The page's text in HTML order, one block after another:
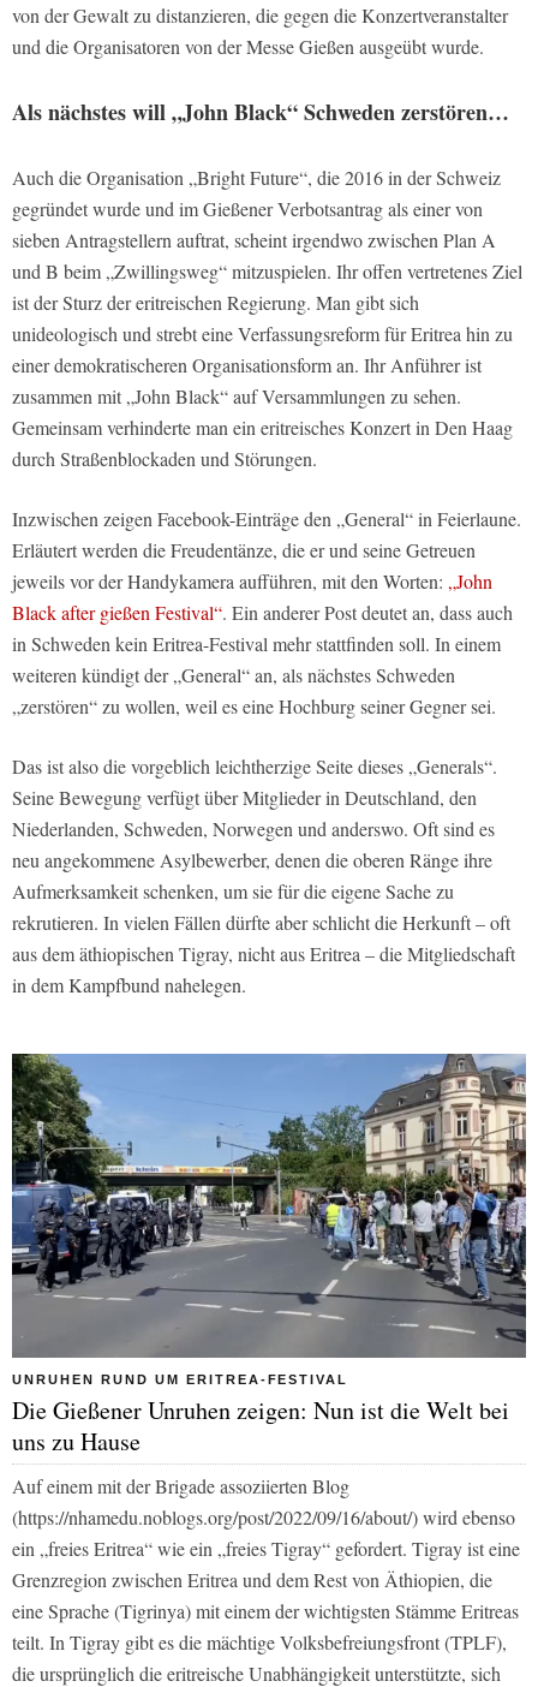
von der Gewalt zu distanzieren, die gegen die Konzertveranstalter
und die Organisatoren von der Messe Gießen ausgeübt wurde.
Als nächstes will „John Black“ Schweden zerstören…
Auch die Organisation „Bright Future“, die 2016 in der Schweiz
gegründet wurde und im Gießener Verbotsantrag als einer von
sieben Antragstellern auftrat, scheint irgendwo zwischen Plan A
und B beim „Zwillingsweg“ mitzuspielen. Ihr offen vertretenes Ziel
ist der Sturz der eritreischen Regierung. Man gibt sich
unideologisch und strebt eine Verfassungsreform für Eritrea hin zu
einer demokratischeren Organisationsform an. Ihr Anführer ist
zusammen mit „John Black“ auf Versammlungen zu sehen.
Gemeinsam verhinderte man ein eritreisches Konzert in Den Haag
durch Straßenblockaden und Störungen.
Inzwischen zeigen Facebook-Einträge den „General“ in Feierlaune.
Erläutert werden die Freudentänze, die er und seine Getreuen
jeweils vor der Handykamera aufführen, mit den Worten: „John
Black after gießen Festival“. Ein anderer Post deutet an, dass auch
in Schweden kein Eritrea-Festival mehr stattfinden soll. In einem
weiteren kündigt der „General“ an, als nächstes Schweden
„zerstören“ zu wollen, weil es eine Hochburg seiner Gegner sei.
Das ist also die vorgeblich leichtherzige Seite dieses „Generals“.
Seine Bewegung verfügt über Mitglieder in Deutschland, den
Niederlanden, Schweden, Norwegen und anderswo. Oft sind es
neu angekommene Asylbewerber, denen die oberen Ränge ihre
Aufmerksamkeit schenken, um sie für die eigene Sache zu
rekrutieren. In vielen Fällen dürfte aber schlicht die Herkunft – oft
aus dem äthiopischen Tigray, nicht aus Eritrea – die Mitgliedschaft
in dem Kampfbund nahelegen.
UNRUHEN RUND UM ERITREA-FESTIVAL
Die Gießener Unruhen zeigen: Nun ist die Welt bei
uns zu Hause
Auf einem mit der Brigade assoziierten Blog
(https://nhamedu.noblogs.org/post/2022/09/16/about/) wird ebenso
ein „freies Eritrea“ wie ein „freies Tigray“ gefordert. Tigray ist eine
Grenzregion zwischen Eritrea und dem Rest von Äthiopien, die
eine Sprache (Tigrinya) mit einem der wichtigsten Stämme Eritreas
teilt. In Tigray gibt es die mächtige Volksbefreiungsfront (TPLF),
die ursprünglich die eritreische Unabhängigkeit unterstützte, sich